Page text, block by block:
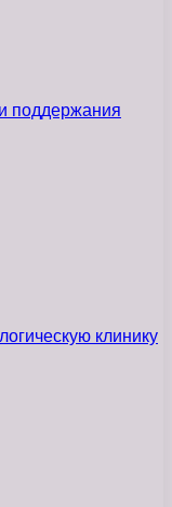
поддержания
клинику